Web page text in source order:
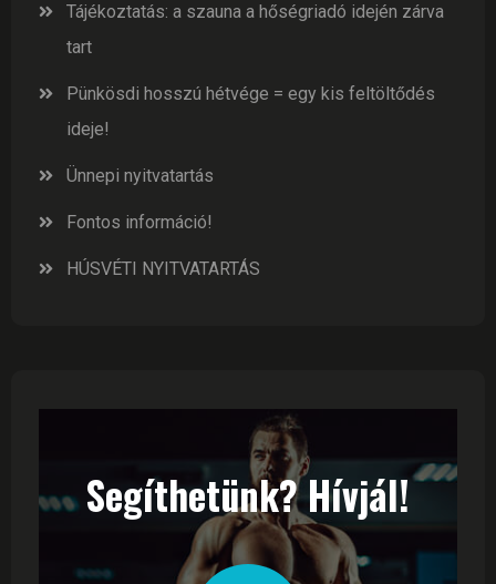
Tájékoztatás: a szauna a hőségriadó idején zárva
tart
Pünkösdi hosszú hétvége = egy kis feltöltődés
ideje!
Ünnepi nyitvatartás
Fontos információ!
HÚSVÉTI NYITVATARTÁS
Segíthetünk? Hívjál!